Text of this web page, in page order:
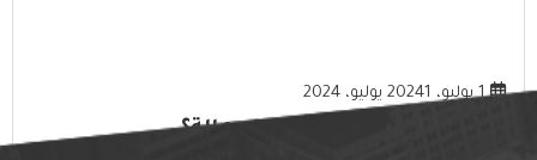
1 يوليو، 2024 1 يوليو، 2024
ما هي فوائد خدمات تأجير العمالة؟